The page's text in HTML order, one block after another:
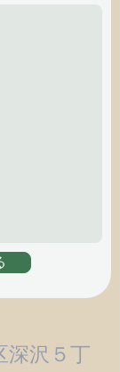
深沢５丁